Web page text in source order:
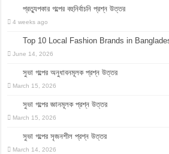
প্রত্যুপকার গল্পের বহুনির্বাচনি প্রশ্ন উত্তর
4 weeks ago
Top 10 Local Fashion Brands in
June 14, 2026
সুভা গল্পের অনুধাবনমূলক প্রশ্ন উত্তর
March 15, 2026
সুভা গল্পের জ্ঞানমূলক প্রশ্ন উত্তর
March 15, 2026
সুভা গল্পের সৃজনশীল প্রশ্ন উত্তর
March 14, 2026